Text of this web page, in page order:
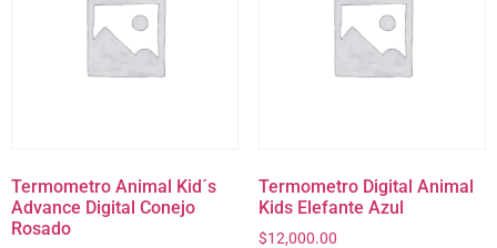
Termometro Animal Kid´s
Advance Digital Conejo
Rosado
Termometro Digital Animal
Kids Elefante Azul
$12,000.00